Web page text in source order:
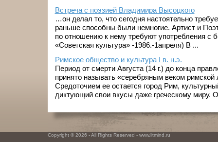
Встреча с поэзией Владимира Высоцкого
…он делал то, что сегодня настоятельно
раньше способны были немногие. Артист и
по отношению к нему требуют употребления с
«Советская культура» -1986.-1апреля) В ...
Римское общество и культура I в. н.э.
Период от смерти Августа (14 г.) до конца
принято называть «серебряным веком римской
Средоточием ее остается город Рим,
диктующий свои вкусы даже греческому миру.
Copyright © 2026 - All Rights Reserved - www.litmind.ru